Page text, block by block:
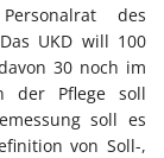
des
UKD will 100
30 noch im
der Pflege soll
soll es
von Soll-,